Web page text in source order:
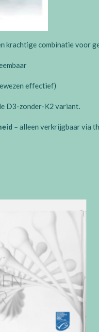
krachtige combinatie voor
effectief)
D3-zonder-K2 variant.
– alleen verkrijgbaar via